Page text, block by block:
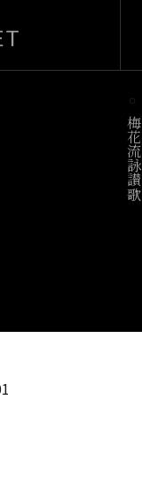
梅花流詠讃歌